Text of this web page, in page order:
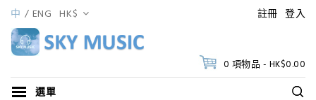
註冊 登入
中 ENG HK$
0 項物品 - HK$0.00
選單